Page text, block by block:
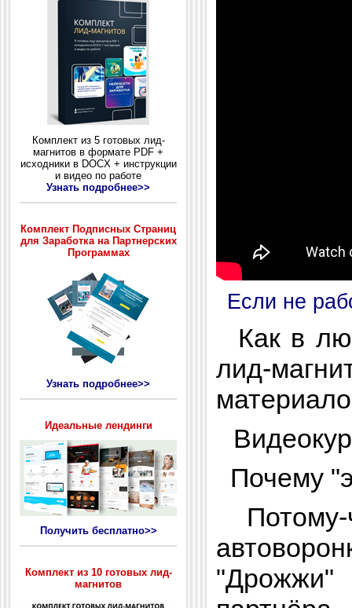
Комплект из 5 готовых лид-
магнитов в формате PDF +
исходники в DOCX + инструкции
и видео по работе
Узнать подробнее>>
Комплект Подписных Страниц
для Заработка на Партнерских
Программах
Узнать подробнее>>
Идеальные лендинги
Получить бесплатно>>
Комплект из 10 готовых лид-
магнитов
Если не
Как в
лид-
Почему
Потому-